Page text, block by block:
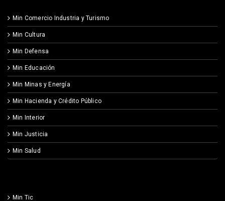
Min Comercio Industria y Turismo
Min Cultura
Min Defensa
Min Educación
Min Minas y Energía
Min Hacienda y Crédito Público
Min Interior
Min Justicia
Min Salud
Min Tic